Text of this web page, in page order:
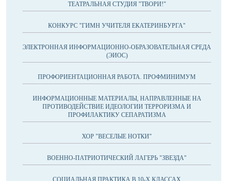
ТЕАТРАЛЬНАЯ СТУДИЯ "ТВОРИ!"
КОНКУРС "ГИМН УЧИТЕЛЯ ЕКАТЕРИНБУРГА"
ЭЛЕКТРОННАЯ ИНФОРМАЦИОННО-ОБРАЗОВАТЕЛЬНАЯ СРЕДА
(ЭИОС)
ПРОФОРИЕНТАЦИОННАЯ РАБОТА. ПРОФМИНИМУМ
ИНФОРМАЦИОННЫЕ МАТЕРИАЛЫ, НАПРАВЛЕННЫЕ НА
ПРОТИВОДЕЙСТВИЕ ИДЕОЛОГИИ ТЕРРОРИЗМА И
ПРОФИЛАКТИКУ СЕПАРАТИЗМА
ХОР "ВЕСЕЛЫЕ НОТКИ"
ВОЕННО-ПАТРИОТИЧЕСКИЙ ЛАГЕРЬ "ЗВЕЗДА"
СОЦИАЛЬНАЯ ПРАКТИКА В 10-Х КЛАССАХ